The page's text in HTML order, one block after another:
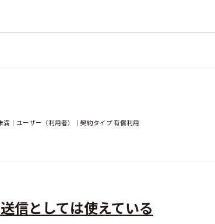
｜ユーザー（利用者）｜契約タイプ 有償利用
信としては使えている